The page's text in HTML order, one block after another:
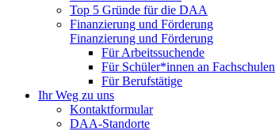
Top 5 Gründe für die DAA
Finanzierung und Förderung
Finanzierung und Förderung
Für Arbeitssuchende
Für Schüler*innen an Fachschulen
Für Berufstätige
Ihr Weg zu uns
Kontaktformular
DAA-Standorte